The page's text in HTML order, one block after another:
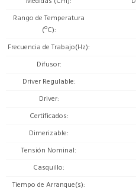
Rango de Temperatura
(ºC)
Frecuencia de Trabajo(Hz)
Difusor
Driver Regulable
Driver
Certificados
Dimerizable
Tensión Nominal
Casquillo
Tiempo de Arranque(s)